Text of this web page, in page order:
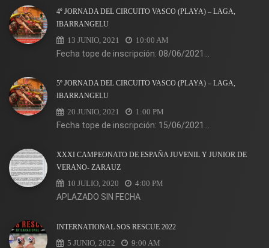
4º JORNADA DEL CIRCUITO VASCO (PLAYA) – LAGA,
IBARRANGELU
13 JUNIO, 2021 10:00 AM
Fecha tope de inscripción: 08/06/2021...
5º JORNADA DEL CIRCUITO VASCO (PLAYA) – LAGA,
IBARRANGELU
20 JUNIO, 2021 1:00 PM
Fecha tope de inscripción: 15/06/2021...
XXXI CAMPEONATO DE ESPAÑA JUVENIL Y JUNIOR DE
VERANO- ZARAUZ
10 JULIO, 2020 4:00 PM
APLAZADO SIN FECHA
INTERNATIONAL SOS RESCUE 2022
5 JUNIO, 2022 9:00 AM